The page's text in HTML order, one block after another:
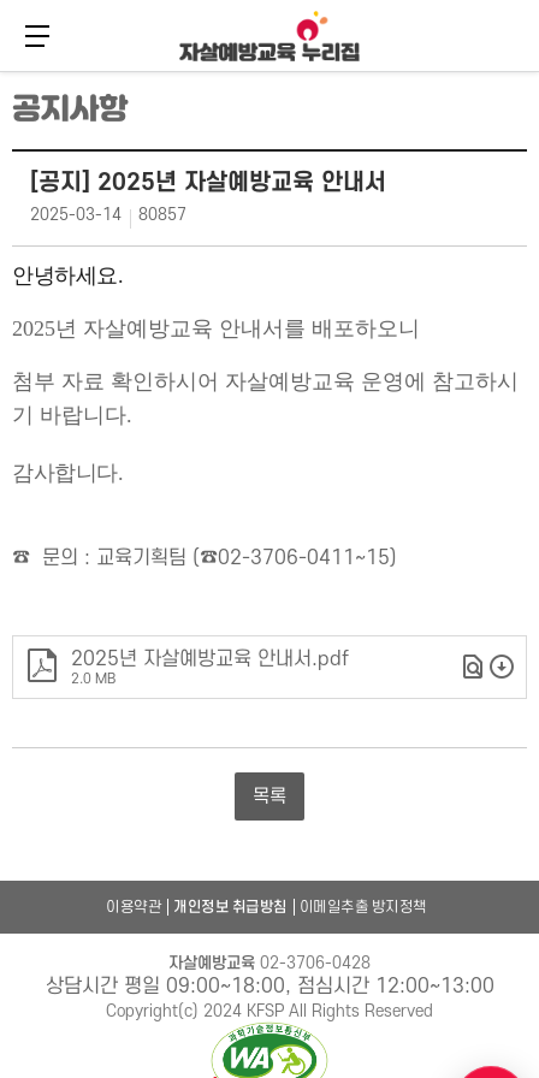
주
메
뉴
바
본
문
바
로
메뉴 버튼
공지사항
[공지] 2025년 자살예방교육 안내서
2025-03-14 80857
안녕하세요.
2025년 자살예방교육 안내서를 배포하오니
첨부 자료 확인하시어 자살예방교육 운영에 참고하시
기 바랍니다.
감사합니다.
☎ 문의 : 교육기획팀 (☎02-3706-0411~15)
2025년 자살예방교육 안내서.pdf
2.0 MB
목록
이용약관 개인정보 취급방침 이메일추출 방지정책
자살예방교육 02-3706-0428
상담시간 평일 09:00~18:00, 점심시간 12:00~13:00
Copyright(c) 2024 KFSP All Rights Reserved